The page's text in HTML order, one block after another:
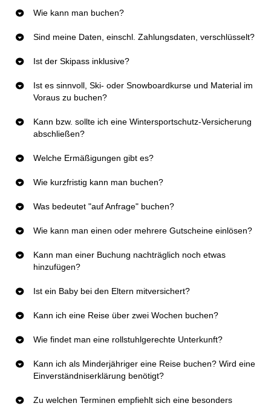
Wie kann man buchen?
Sind meine Daten, einschl. Zahlungsdaten, verschlüsselt?
Ist der Skipass inklusive?
Ist es sinnvoll, Ski- oder Snowboardkurse und Material im
Voraus zu buchen?
Kann bzw. sollte ich eine Wintersportschutz-Versicherung
abschließen?
Welche Ermäßigungen gibt es?
Wie kurzfristig kann man buchen?
Was bedeutet "auf Anfrage" buchen?
Wie kann man einen oder mehrere Gutscheine einlösen?
Kann man einer Buchung nachträglich noch etwas
hinzufügen?
Ist ein Baby bei den Eltern mitversichert?
Kann ich eine Reise über zwei Wochen buchen?
Wie findet man eine rollstuhlgerechte Unterkunft?
Kann ich als Minderjähriger eine Reise buchen? Wird eine
Einverständniserklärung benötigt?
Zu welchen Terminen empfiehlt sich eine besonders